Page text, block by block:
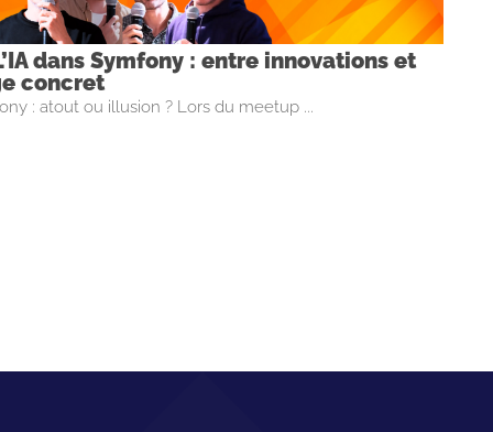
dans Symfony : entre innovations et
concret
: atout ou illusion ? Lors du meetup ...